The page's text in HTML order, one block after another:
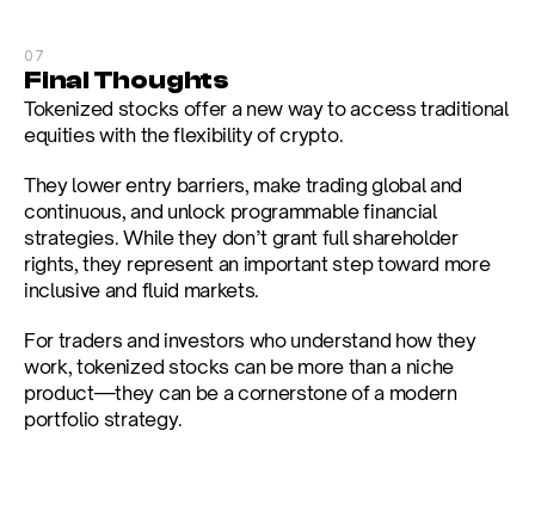
07
Final Thoughts
Tokenized stocks offer a new way to access traditional
equities with the flexibility of crypto.
They lower entry barriers, make trading global and
continuous, and unlock programmable financial
strategies. While they don’t grant full shareholder
rights, they represent an important step toward more
inclusive and fluid markets.
For traders and investors who understand how they
work, tokenized stocks can be more than a niche
product—they can be a cornerstone of a modern
portfolio strategy.